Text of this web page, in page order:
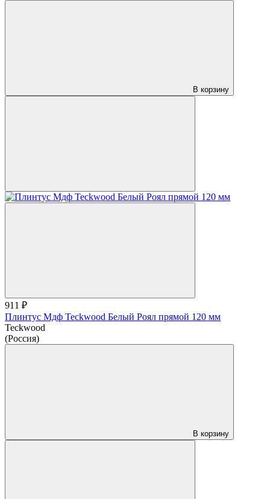
В корзину
911 ₽
Плинтус Мдф Teckwood Белый Роял прямой 120 мм
Teckwood
(Россия)
В корзину